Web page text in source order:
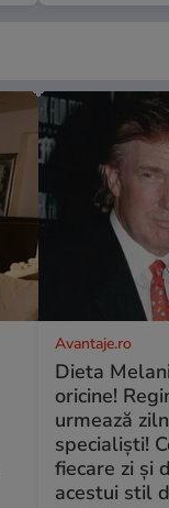
Avantaje.ro
Dieta
oricine!
urmează
specialiști!
fiecare zi și
acestui stil